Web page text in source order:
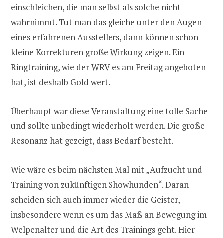
einschleichen, die man selbst als solche nicht
wahrnimmt. Tut man das gleiche unter den Augen
eines erfahrenen Ausstellers, dann können schon
kleine Korrekturen große Wirkung zeigen. Ein
Ringtraining, wie der WRV es am Freitag angeboten
hat, ist deshalb Gold wert.
Überhaupt war diese Veranstaltung eine tolle Sache
und sollte unbedingt wiederholt werden. Die große
Resonanz hat gezeigt, dass Bedarf besteht.
Wie wäre es beim nächsten Mal mit „Aufzucht und
Training von zukünftigen Showhunden“. Daran
scheiden sich auch immer wieder die Geister,
insbesondere wenn es um das Maß an Bewegung im
Welpenalter und die Art des Trainings geht. Hier